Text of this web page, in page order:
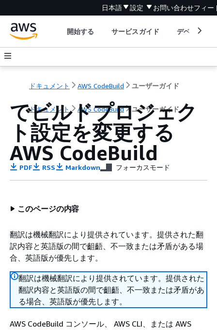
日本語 設定 お問い合わせフィー
開始する サービスガイド デベロッパ
ドキュメント AWS CodeBuild ユーザーガイド
ドキュメント AWS CodeBuild ユーザーガイド
でビルドプロジェク
ト設定を変更する
AWS CodeBuild
PDF RSS Markdown フォーカスモード
このページの内容
翻訳は機械翻訳により提供されています。提供された翻
訳内容と英語版の間で齟齬、不一致または矛盾がある場
合、英語版が優先します。
翻訳は機械翻訳により提供されています。提供された
翻訳内容と英語版の間で齟齬、不一致または矛盾があ
る場合、英語版が優先します。
AWS CodeBuild コンソール、 AWS CLI、または AWS